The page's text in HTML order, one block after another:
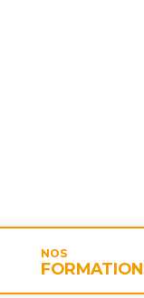
NOS